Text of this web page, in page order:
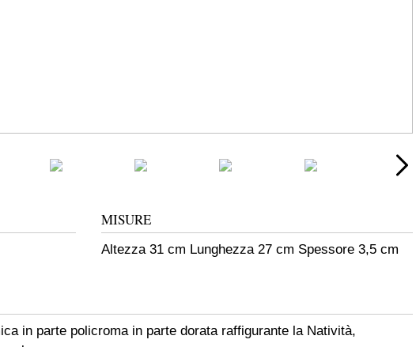
MISURE
Altezza 31 cm Lunghezza 27 cm Spessore 3,5 cm
in parte policroma in parte dorata raffigurante la Natività,